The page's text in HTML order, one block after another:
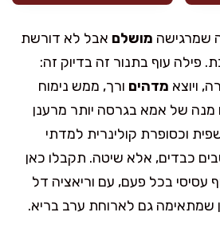
שמרגישה מושלם אבל לא דורשת
פילה עוף בתנור זה בדיוק זה:
ויוצא מדהים ורך, ממש נימוח
מנה של אמא בגרסה יותר מרענן
וכסופרת קולינרית למדתי
כבדים, אלא שיטה. תקבלו כאן
עסיסי בכל פעם, עם וריאציה דל
שמתאימה גם לארוחת ערב בריא.